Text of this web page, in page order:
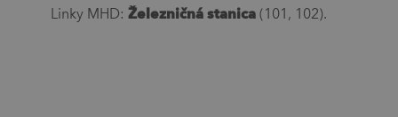
Linky MHD: Železničná stanica(101, 102).